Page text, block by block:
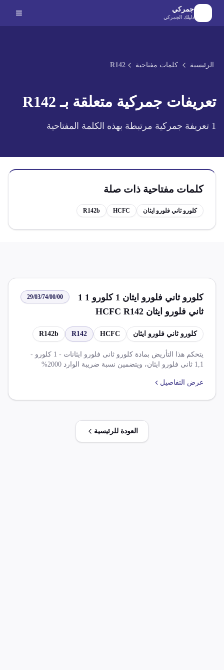
الانتقال إلى المحتوى الرئيسي
جمركي
دليلك الجمركي
الرئيسية كلمات مفتاحية R142
تعريفات جمركية متعلقة بـ R142
1 تعريفة جمركية مرتبطة بهذه الكلمة المفتاحية
كلمات مفتاحية ذات صلة
كلورو ثاني فلورو ايثان HCFC
R142b
كلورو ثاني فلورو ايثان 1 كلورو 1 1
ثاني فلورو ايثان HCFC R142
R142b
29/03/74/00/00
كلورو ثاني فلورو ايثان HCFC
R142
R142b
يتحكم هذا التأريض بمادة كلورو ثانى فلورو ايثانات - 1 كلورو -
1,1 ثانى فلورو ايثان، ويتضمين نسبة ضريبة الوارد 2000%
اتفاقيات تجارة حرة، وتخفيضات للضريبة الجمركية والرسوم.
عرض التفاصيل
العودة للرئيسية